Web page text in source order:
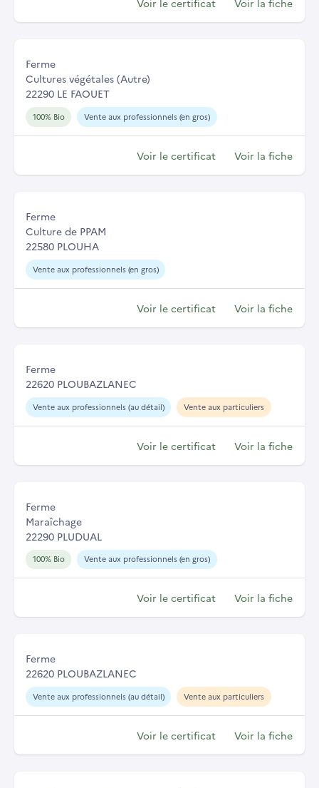
Voir le certificat Voir la fiche
Ferme
Cultures végétales (Autre)
22290 LE FAOUET
100% Bio Vente aux professionnels (en gros)
Voir le certificat Voir la fiche
Ferme
Culture de PPAM
22580 PLOUHA
Vente aux professionnels (en gros)
Voir le certificat Voir la fiche
Ferme
22620 PLOUBAZLANEC
Vente aux professionnels (au détail) Vente aux particuliers
Voir le certificat Voir la fiche
Ferme
Maraîchage
22290 PLUDUAL
100% Bio Vente aux professionnels (en gros)
Voir le certificat Voir la fiche
Ferme
22620 PLOUBAZLANEC
Vente aux professionnels (au détail) Vente aux particuliers
Voir le certificat Voir la fiche